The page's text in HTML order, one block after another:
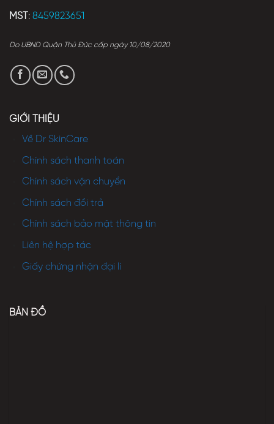
MST : 8459823651
Do UBND Quận Thủ Đức cấp ngày 10/08/2020
GIỚI THIỆU
Về Dr SkinCare
Chính sách thanh toán
Chính sách vận chuyển
Chính sách đổi trả
Chính sách bảo mật thông tin
Liên hệ hợp tác
Giấy chứng nhận đại lí
BẢN ĐỒ